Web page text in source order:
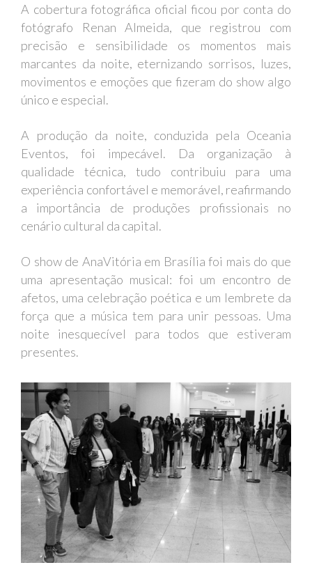
A cobertura fotográfica oficial ficou por conta do
fotógrafo Renan Almeida, que registrou com
precisão e sensibilidade os momentos mais
marcantes da noite, eternizando sorrisos, luzes,
movimentos e emoções que fizeram do show algo
único e especial.
A produção da noite, conduzida pela Oceania
Eventos, foi impecável. Da organização à
qualidade técnica, tudo contribuiu para uma
experiência confortável e memorável, reafirmando
a importância de produções profissionais no
cenário cultural da capital.
O show de AnaVitória em Brasília foi mais do que
uma apresentação musical: foi um encontro de
afetos, uma celebração poética e um lembrete da
força que a música tem para unir pessoas. Uma
noite inesquecível para todos que estiveram
presentes.